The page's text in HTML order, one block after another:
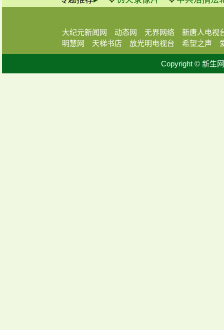
大纪元新闻网 动态网 无界网络
新唐人电视
明慧网
天梯书店 放光明电视台 希望之声
Copyright © 新生